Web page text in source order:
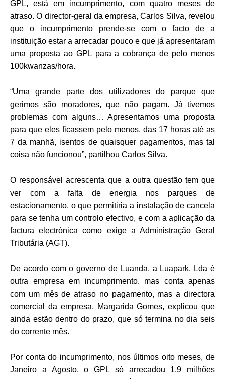
GPL, está em incumprimento, com quatro meses de
atraso. O director-geral da empresa, Carlos Silva, revelou
que o incumprimento prende-se com o facto de a
instituição estar a arrecadar pouco e que já apresentaram
uma proposta ao GPL para a cobrança de pelo menos
100kwanzas/hora.
“Uma grande parte dos utilizadores do parque que
gerimos são moradores, que não pagam. Já tivemos
problemas com alguns… Apresentamos uma proposta
para que eles ficassem pelo menos, das 17 horas até as
7 da manhã, isentos de quaisquer pagamentos, mas tal
coisa não funcionou”, partilhou Carlos Silva.
O responsável acrescenta que a outra questão tem que
ver com a falta de energia nos parques de
estacionamento, o que permitiria a instalação de cancela
para se tenha um controlo efectivo, e com a aplicação da
factura electrónica como exige a Administração Geral
Tributária (AGT).
De acordo com o governo de Luanda, a Luapark, Lda é
outra empresa em incumprimento, mas conta apenas
com um mês de atraso no pagamento, mas a directora
comercial da empresa, Margarida Gomes, explicou que
ainda estão dentro do prazo, que só termina no dia seis
do corrente mês.
Por conta do incumprimento, nos últimos oito meses, de
Janeiro a Agosto, o GPL só arrecadou 1,9 milhões